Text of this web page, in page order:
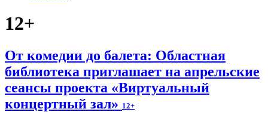
12+
От комедии до балета: Областная
библиотека приглашает на апрельские
сеансы проекта «Виртуальный
концертный зал» 12+